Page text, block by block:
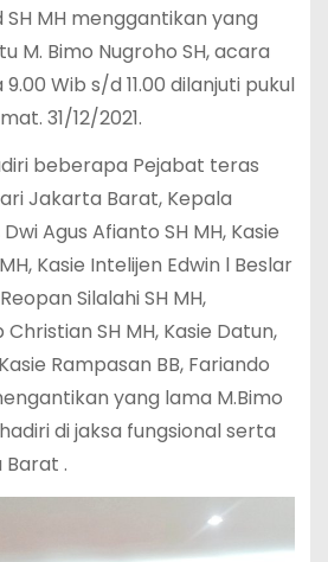
SH MH menggantikan yang
M. Bimo Nugroho SH, acara
Wib s/d 11.00 dilanjuti pukul
31/12/2021.
beberapa Pejabat teras
Jakarta Barat, Kepala
Agus Afianto SH MH, Kasie
Kasie Intelijen Edwin l Beslar
Silalahi SH MH,
SH MH, Kasie Datun,
Rampasan BB, Fariando
yang lama M.Bimo
di jaksa fungsional serta
.